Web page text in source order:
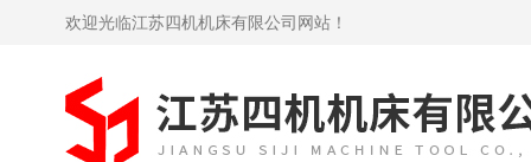
欢迎光临江苏四机机床有限公司网站！